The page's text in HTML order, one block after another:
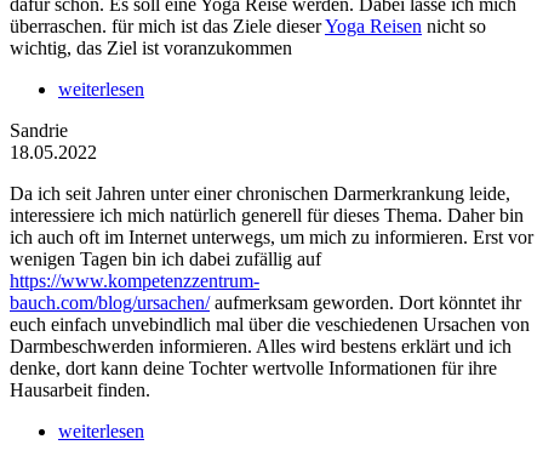
dafür schon. Es soll eine Yoga Reise werden. Dabei lasse ich mich
überraschen. für mich ist das Ziele dieserYoga Reisen nicht so
wichtig, das Ziel ist voranzukommen
weiterlesen
Sandrie
18.05.2022
Da ich seit Jahren unter einer chronischen Darmerkrankung leide,
interessiere ich mich natürlich generell für dieses Thema. Daher bin
ich auch oft im Internet unterwegs, um mich zu informieren. Erst vor
wenigen Tagen bin ich dabei zufällig auf
https://www.kompetenzzentrum-
bauch.com/blog/ursachen/aufmerksam geworden. Dort könntet ihr
euch einfach unvebindlich mal über die veschiedenen Ursachen von
Darmbeschwerden informieren. Alles wird bestens erklärt und ich
denke, dort kann deine Tochter wertvolle Informationen für ihre
Hausarbeit finden.
weiterlesen